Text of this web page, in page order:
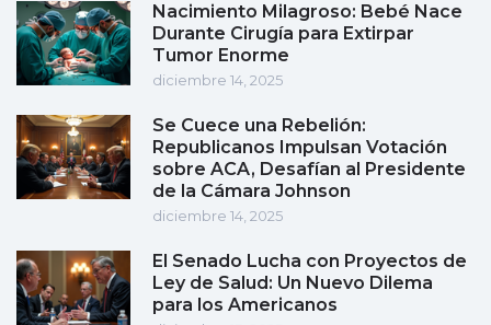
Nacimiento Milagroso: Bebé Nace
Durante Cirugía para Extirpar
Tumor Enorme
diciembre 14, 2025
Se Cuece una Rebelión:
Republicanos Impulsan Votación
sobre ACA, Desafían al Presidente
de la Cámara Johnson
diciembre 14, 2025
El Senado Lucha con Proyectos de
Ley de Salud: Un Nuevo Dilema
para los Americanos